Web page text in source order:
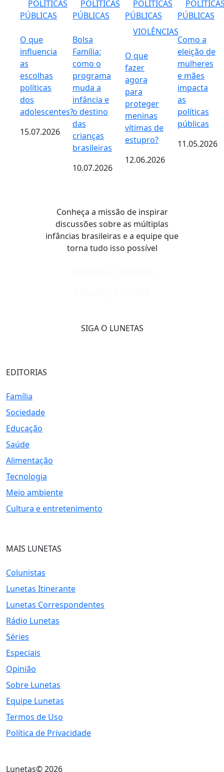
POLÍTICAS
PÚBLICAS
O que
influencia
as
escolhas
políticas
dos
adolescentes?
15.07.2026
POLÍTICAS
PÚBLICAS
Bolsa
Família:
como o
programa
muda a
infância e
o destino
das
crianças
brasileiras
10.07.2026
POLÍTICAS
PÚBLICAS
VIOLÊNCIAS
O que
fazer
agora
para
proteger
meninas
vítimas de
estupro?
12.06.2026
PÚBLICAS
Como a
eleição de
mulheres
e mães
impacta
as
políticas
públicas
11.05.2026
Conheça a missão de inspirar
discussões sobre as múltiplas
infâncias brasileiras e a equipe que
torna tudo isso possível
SIGA O LUNETAS
EDITORIAS
Família
Sociedade
Educação
Saúde
Alimentação
Tecnologia
Meio ambiente
Cultura e entretenimento
MAIS LUNETAS
Colunistas
Lunetas Itinerante
Lunetas Correspondentes
Rádio Lunetas
Séries
Especiais
Opinião
Sobre Lunetas
Equipe Lunetas
Termos de Uso
Política de Privacidade
Lunetas© 2026